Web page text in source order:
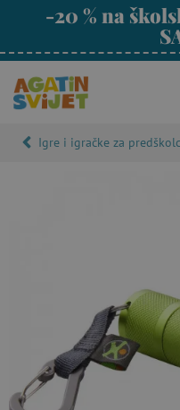
-20 % na
Igre i igračke za